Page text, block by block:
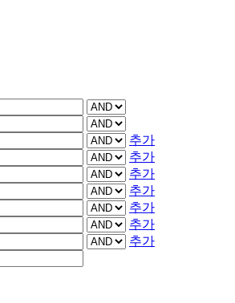
추가
추가
추가
추가
추가
추가
추가